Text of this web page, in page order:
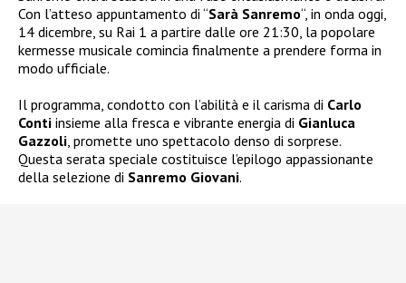
Con l’atteso appuntamento di “Sarà Sanremo“, in onda oggi,
14 dicembre, su Rai 1 a partire dalle ore 21:30, la popolare
kermesse musicale comincia finalmente a prendere forma in
modo ufficiale.
Il programma, condotto con l’abilità e il carisma di Carlo
Conti insieme alla fresca e vibrante energia di Gianluca
Gazzoli , promette uno spettacolo denso di sorprese.
Questa serata speciale costituisce l’epilogo appassionante
della selezione di Sanremo Giovani.